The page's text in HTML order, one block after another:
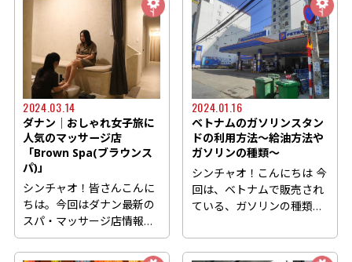
2024.03.14
ダナン│おしゃれ女子旅に
人気のマッサージ店
「Brown Spa(ブラウンス
パ)」
シンチャオ！皆さんこんに
ちは。今回はダナン最新の
スパ・マッサージ店情報を
お届けします。 今回は、
2023...
2024.01.16
ベトナムのガソリンスタン
ドの利用方法～給油方法や
ガソリンの種類～
シンチャオ！こんにちは 今
回は、ベトナムで販売され
ている、ガソリンの種類と
し...